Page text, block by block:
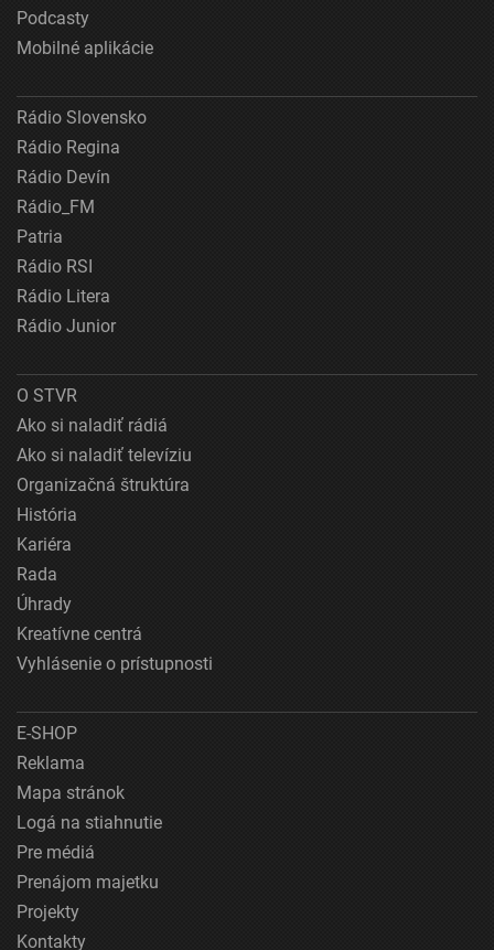
Podcasty
Mobilné aplikácie
Rádio Slovensko
Rádio Regina
Rádio Devín
Rádio_FM
Patria
Rádio RSI
Rádio Litera
Rádio Junior
O STVR
Ako si naladiť rádiá
Ako si naladiť televíziu
Organizačná štruktúra
História
Kariéra
Rada
Úhrady
Kreatívne centrá
Vyhlásenie o prístupnosti
E-SHOP
Reklama
Mapa stránok
Logá na stiahnutie
Pre médiá
Prenájom majetku
Projekty
Kontakty